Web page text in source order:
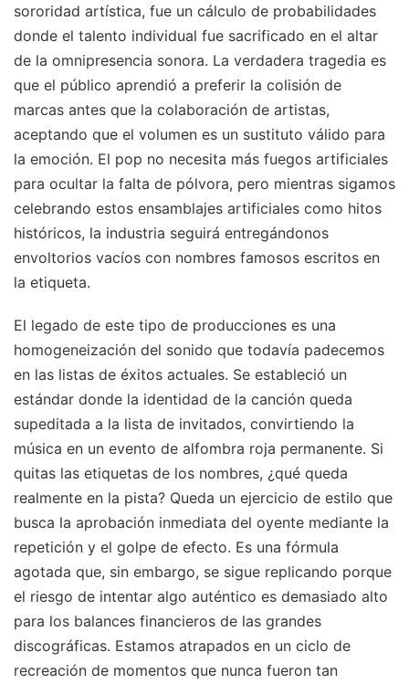
sororidad artística, fue un cálculo de probabilidades
donde el talento individual fue sacrificado en el altar
de la omnipresencia sonora. La verdadera tragedia es
que el público aprendió a preferir la colisión de
marcas antes que la colaboración de artistas,
aceptando que el volumen es un sustituto válido para
la emoción. El pop no necesita más fuegos artificiales
para ocultar la falta de pólvora, pero mientras sigamos
celebrando estos ensamblajes artificiales como hitos
históricos, la industria seguirá entregándonos
envoltorios vacíos con nombres famosos escritos en
la etiqueta.
El legado de este tipo de producciones es una
homogeneización del sonido que todavía padecemos
en las listas de éxitos actuales. Se estableció un
estándar donde la identidad de la canción queda
supeditada a la lista de invitados, convirtiendo la
música en un evento de alfombra roja permanente. Si
quitas las etiquetas de los nombres, ¿qué queda
realmente en la pista? Queda un ejercicio de estilo que
busca la aprobación inmediata del oyente mediante la
repetición y el golpe de efecto. Es una fórmula
agotada que, sin embargo, se sigue replicando porque
el riesgo de intentar algo auténtico es demasiado alto
para los balances financieros de las grandes
discográficas. Estamos atrapados en un ciclo de
recreación de momentos que nunca fueron tan